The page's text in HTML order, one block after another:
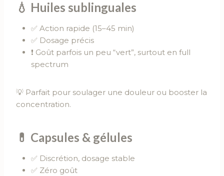
💧 Huiles sublinguales
✅ Action rapide (15–45 min)
✅ Dosage précis
❗ Goût parfois un peu “vert”, surtout en full
spectrum
💡 Parfait pour soulager une douleur ou booster la
concentration.
💊 Capsules & gélules
✅ Discrétion, dosage stable
✅ Zéro goût